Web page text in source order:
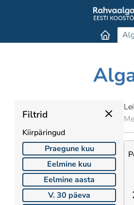
Filtrid
Kiirpäringud
Praegune kuu
Eelmine kuu
Eelmine aasta
V. 30 päeva